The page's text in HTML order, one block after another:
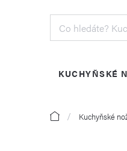
KUCHYŇSKÉ
Domů Kuchyňské